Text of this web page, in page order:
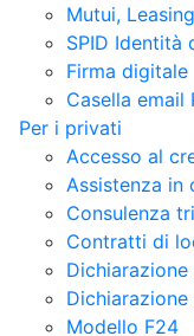
Mutui,
SPID Identità
Firma digitale
Casella email
Per i privati
Accesso al
Assistenza in
Consulenza
Contratti di
Modello F24